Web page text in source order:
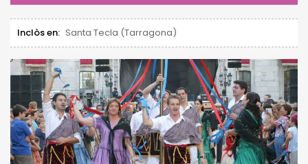
Inclòs en: Santa Tecla (Tarragona)